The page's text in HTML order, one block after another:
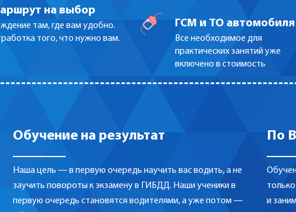
на выбор
там, где вам удобно.
того, что нужно вам.
ГСМ и ТО автомобиля
Все необходимое для
практических занятий уже
включено в стоимость
Обучение на результат
Наша цель — в первую очередь научить вас водить, а не
заучить повороты к экзамену в ГИБДД. Наши ученики в
первую очередь становятся водителями, а уже потом —
По
и